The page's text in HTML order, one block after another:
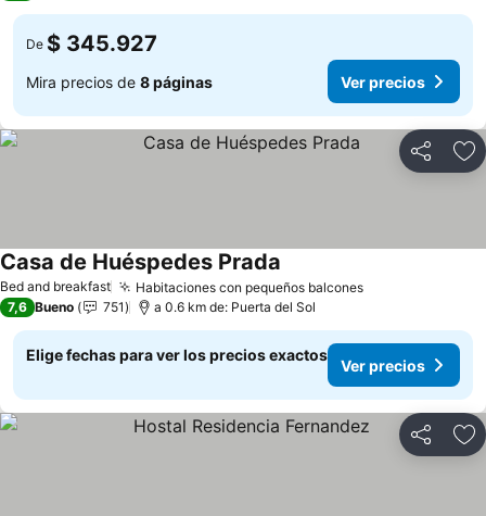
De $ 345.927
Mira precios de 8 páginas Ver precios
Compartir
Bed and breakfast Habitaciones con pequeños balcones
Casa de Huéspedes Prada
7,6 Bueno 751 a 0.6 km de: Puerta del Sol
Elige fechas para ver los precios exactos
Ver precios
Compartir